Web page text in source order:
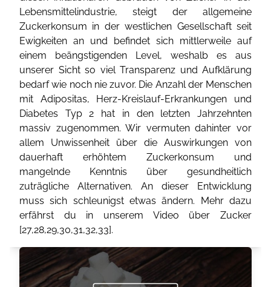
Lebensmittelindustrie, steigt der allgemeine
Zuckerkonsum in der westlichen Gesellschaft seit
Ewigkeiten an und befindet sich mittlerweile auf
einem beängstigenden Level, weshalb es aus
unserer Sicht so viel Transparenz und Aufklärung
bedarf wie noch nie zuvor. Die Anzahl der Menschen
mit Adipositas, Herz-Kreislauf-Erkrankungen und
Diabetes Typ 2 hat in den letzten Jahrzehnten
massiv zugenommen. Wir vermuten dahinter vor
allem Unwissenheit über die Auswirkungen von
dauerhaft erhöhtem Zuckerkonsum und
mangelnde Kenntnis über gesundheitlich
zuträgliche Alternativen. An dieser Entwicklung
muss sich schleunigst etwas ändern. Mehr dazu
erfährst du in unserem Video über Zucker
[27,28,29,30,31,32,33].